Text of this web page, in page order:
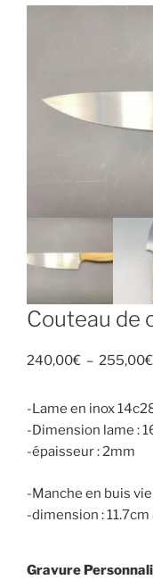
Couteau de
240,00€ – 255,00€
-Lame en inox
-Dimension lame :
-épaisseur : 2mm
-Manche en buis
-dimension :
Gravure